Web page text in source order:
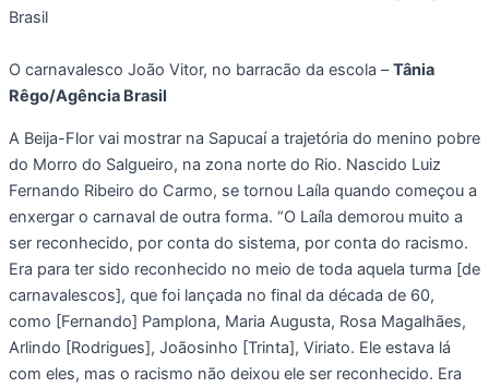
O carnavalesco João Vitor, no barracão da escola –Tânia
Rêgo/Agência Brasil
A Beija-Flor vai mostrar na Sapucaí a trajetória do menino pobre
do Morro do Salgueiro, na zona norte do Rio. Nascido Luiz
Fernando Ribeiro do Carmo, se tornou Laíla quando começou a
enxergar o carnaval de outra forma. “O Laíla demorou muito a
ser reconhecido, por conta do sistema, por conta do racismo.
Era para ter sido reconhecido no meio de toda aquela turma [de
carnavalescos], que foi lançada no final da década de 60,
como [Fernando] Pamplona, Maria Augusta, Rosa Magalhães,
Arlindo [Rodrigues], Joãosinho [Trinta], Viriato. Ele estava lá
com eles, mas o racismo não deixou ele ser reconhecido. Era